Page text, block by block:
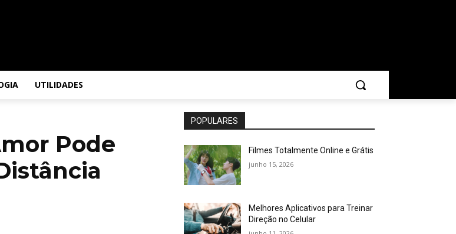
UTILIDADES
Pode
POPULARES
Filmes Totalmente Online e Grátis
junho 15, 2026
Melhores Aplicativos para Treinar
Direção no Celular